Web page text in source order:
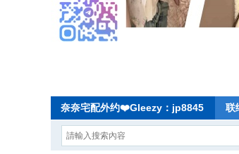
奈奈宅配外约❤️Gleezy：jp8845 联